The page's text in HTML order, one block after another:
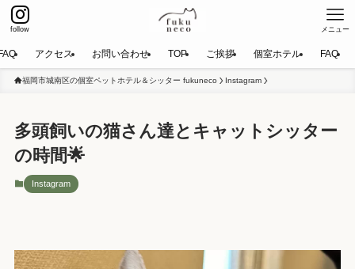
follow メニュー
アクセス お問い合わせ TOP ご挨拶 個室ホテル FAQ
福岡市城南区の個室ペットホテル＆シッター fukuneco Instagram
多頭飼いの猫さん達とキャットシッター
の時間🌟
Instagram